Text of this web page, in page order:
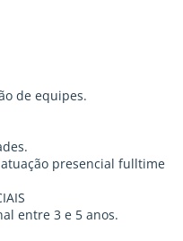
de equipes.
presencial fulltime
entre 3 e 5 anos.